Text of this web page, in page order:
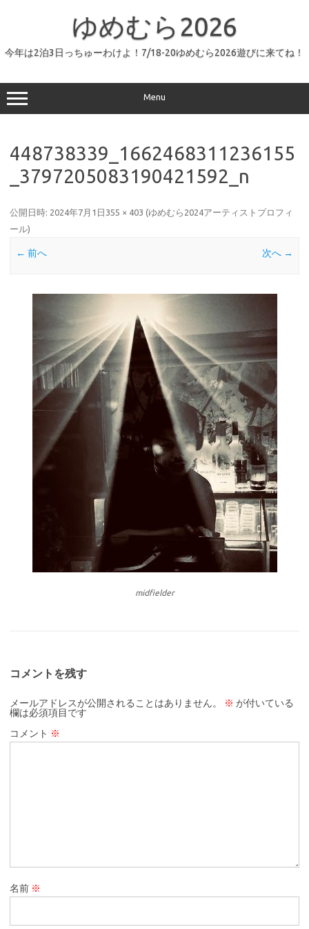
へ
ッ
プ
ゆめむら2026
今年は2泊3日っちゅーわけよ！7/18-20ゆめむら2026遊びに来てね！
Menu
448738339_1662468311236155
_3797205083190421592_n
公開日時: 2024年7月1日 355 × 403 (ゆめむら2024アーティストプロフィ
ール)
← 前へ 次へ →
midfielder
コメントを残す
メールアドレスが公開されることはありません。 ※ が付いている
欄は必須項目です
コメント ※
名前 ※